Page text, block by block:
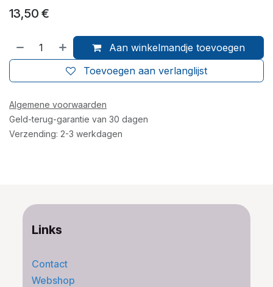
13,50 €
Aan winkelmandje toevoegen
Toevoegen aan verlanglijst
Algemene voorwaarden
Geld-terug-garantie van 30 dagen
Verzending: 2-3 werkdagen
Links
Contact
Webshop